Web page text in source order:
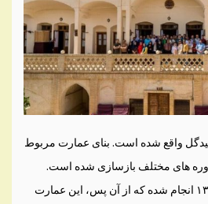
واقع شده است. بنای عمارت مربوط
های مختلف بازسازی شده است.
آخرین بازسازی در سال ۱۳۹۳ انجام شده که از آن پس، این عمارت